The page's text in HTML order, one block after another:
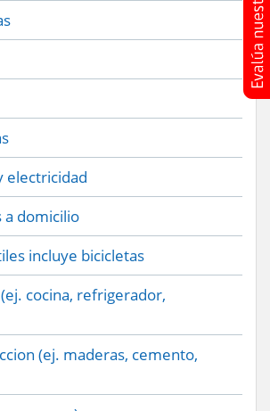
electricidad
a domicilio
incluye bicicletas
cocina, refrigerador,
(ej. maderas, cemento,